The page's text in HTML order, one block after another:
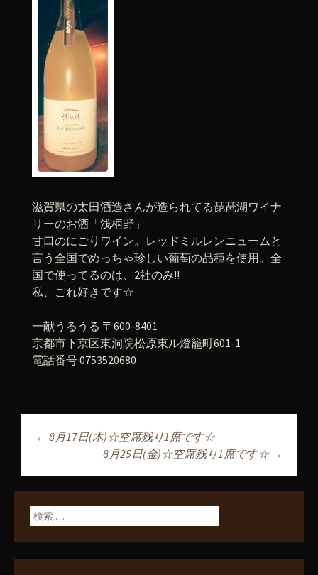
滋賀県の太田酒造さんが造られてる琵琶湖ワイナ
リーのお酒「浅柄野」
甘口のにごりワイン。レッドミルレンニュームと
言う全国でめっちゃ珍しい葡萄の品種を使用。全
国で使ってるのは、2社のみ!!
私、これ好きです☆
一献うるうる 〒600-8401
京都市下京区東洞院松原東ル燈籠町601-1
電話番号 0753520680
投稿ナビゲーショ
ン
← 8月17日(木)☆空席残り1席です☆
8月25日(金)☆空席残り1席です☆ →
検索: